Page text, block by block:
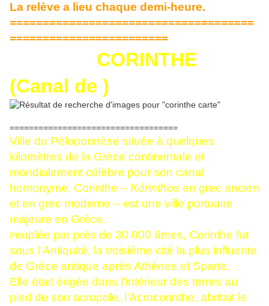
La relève a lieu chaque demi-heure.
=====================================
========================
CORINTHE
(Canal de )
===================================
Ville du Péloponnèse située à quelques
kilomètres de la Grèce continentale et
mondialement célèbre pour son canal
homonyme, Corinthe – Kórinthos en grec ancien
et en grec moderne – est une ville portuaire
majeure en Grèce.
Peuplée par près de 30 000 âmes, Corinthe fut
sous l’Antiquité, la troisième cité la plus influente
de Grèce antique après Athènes et Sparte.
Elle était érigée dans l’intérieur des terres au
pied de son acropole, l’Acrocorinthe, abritait le